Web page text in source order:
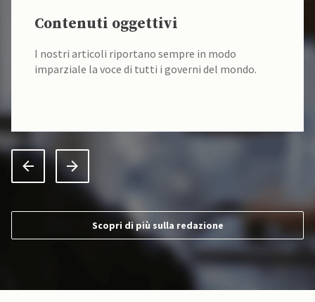
Contenuti oggettivi
I nostri articoli riportano sempre in modo
imparziale la voce di tutti i governi del mondo.
Scopri di più sulla redazione